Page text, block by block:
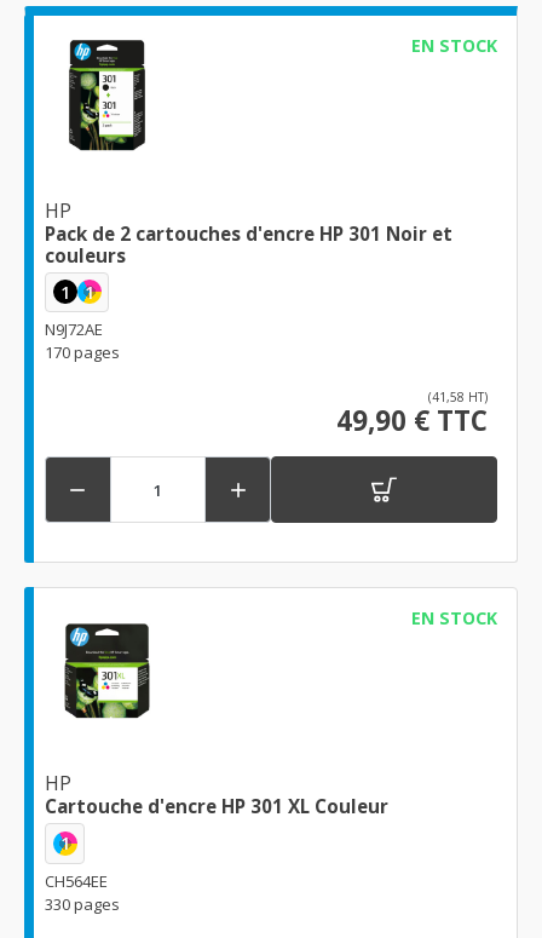
EN STOCK
HP
Pack de 2 cartouches d'encre HP 301 Noir et
couleurs
1 1
N9J72AE
170 pages
(41,58 HT)
49,90 € TTC
 
EN STOCK
HP
Cartouche d'encre HP 301 XL Couleur
1
CH564EE
330 pages